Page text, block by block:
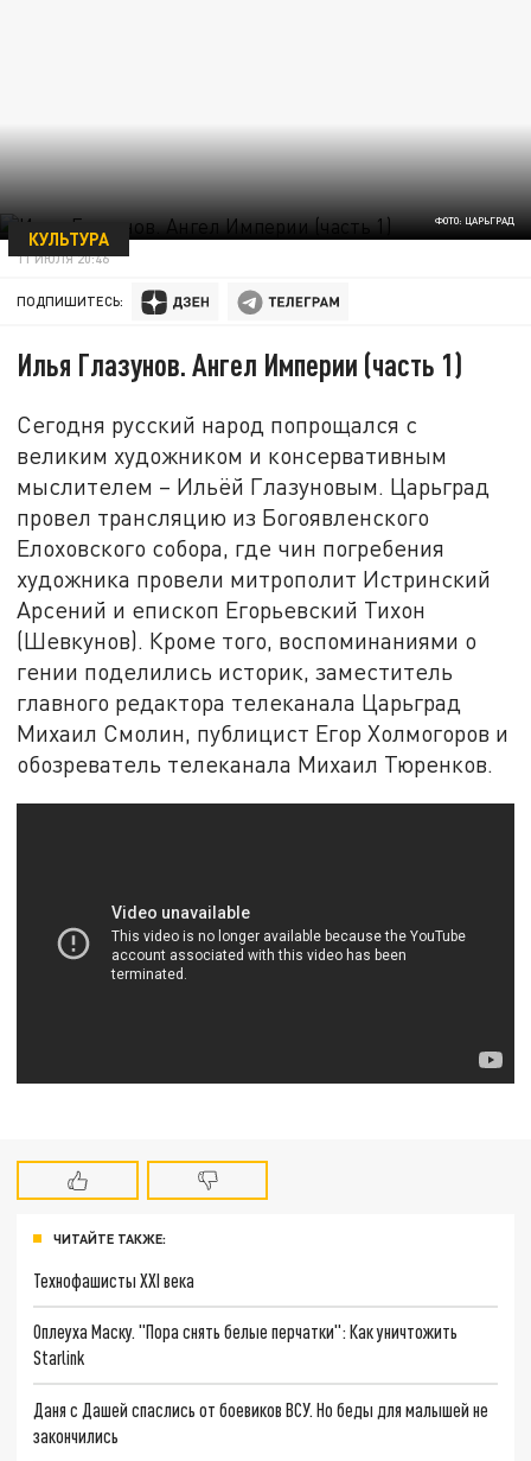
ФОТО: ЦАРЬГРАД
КУЛЬТУРА
11 ИЮЛЯ 20:46
ПОДПИШИТЕСЬ:
Илья Глазунов. Ангел Империи (часть 1)
Сегодня русский народ попрощался с
великим художником и консервативным
мыслителем – Ильёй Глазуновым. Царьград
провел трансляцию из Богоявленского
Елоховского собора, где чин погребения
художника провели митрополит Истринский
Арсений и епископ Егорьевский Тихон
(Шевкунов). Кроме того, воспоминаниями о
гении поделились историк, заместитель
главного редактора телеканала Царьград
Михаил Смолин, публицист Егор Холмогоров и
обозреватель телеканала Михаил Тюренков.
ЧИТАЙТЕ ТАКЖЕ:
Технофашисты XXI века
Оплеуха Маску. "Пора снять белые перчатки": Как уничтожить
Starlink
Даня с Дашей спаслись от боевиков ВСУ. Но беды для малышей не
закончились